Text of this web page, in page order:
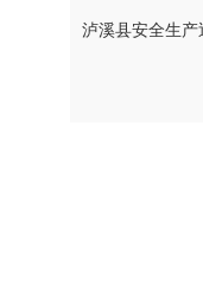
泸溪县安全生产